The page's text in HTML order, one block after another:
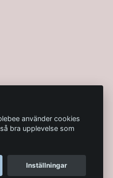
använder cookies
bra upplevelse som
Inställningar